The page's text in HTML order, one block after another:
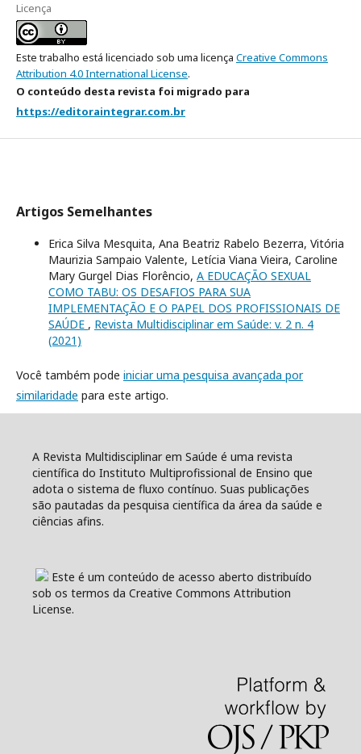
Licença
Este trabalho está licenciado sob uma licença Creative Commons
Attribution 4.0 International License.
O conteúdo desta revista foi migrado para
https://editoraintegrar.com.br
Artigos Semelhantes
Erica Silva Mesquita, Ana Beatriz Rabelo Bezerra, Vitória
Maurizia Sampaio Valente, Letícia Viana Vieira, Caroline
Mary Gurgel Dias Florêncio, A EDUCAÇÃO SEXUAL
COMO TABU: OS DESAFIOS PARA SUA
IMPLEMENTAÇÃO E O PAPEL DOS PROFISSIONAIS DE
SAÚDE , Revista Multidisciplinar em Saúde: v. 2 n. 4
(2021)
Você também pode iniciar uma pesquisa avançada por
similaridade para este artigo.
A Revista Multidisciplinar em Saúde é uma revista
científica do Instituto Multiprofissional de Ensino que
adota o sistema de fluxo contínuo. Suas publicações
são pautadas da pesquisa científica da área da saúde e
ciências afins.
Este é um conteúdo de acesso aberto distribuído
sob os termos da Creative Commons Attribution
License.